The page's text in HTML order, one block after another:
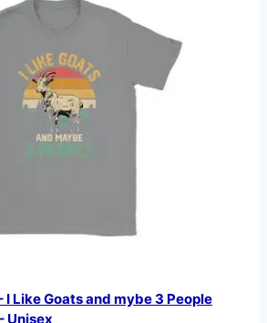
I Like Goats and mybe 3 People
Unisex